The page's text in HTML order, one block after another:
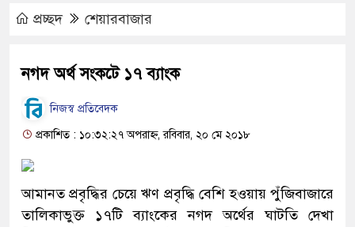
প্রচ্ছদ শেয়ারবাজার
নগদ অর্থ সংকটে ১৭ ব্যাংক
নিজস্ব প্রতিবেদক
প্রকাশিত : ১০:৩২:২৭ অপরাহ্ন, রবিবার, ২০ মে ২০১৮
আমানত প্রবৃদ্ধির চেয়ে ঋণ প্রবৃদ্ধি বেশি হওয়ায় পুঁজিবাজারে
তালিকাভুক্ত ১৭টি ব্যাংকের নগদ অর্থের ঘাটতি দেখা